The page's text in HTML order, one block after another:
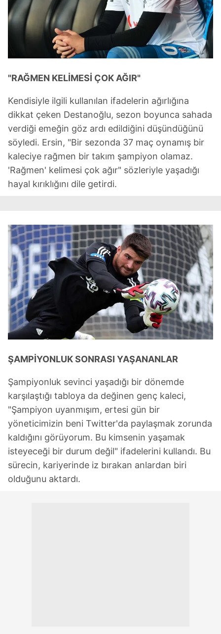
"RAĞMEN KELİMESİ ÇOK AĞIR"
Kendisiyle ilgili kullanılan ifadelerin ağırlığına
dikkat çeken Destanoğlu, sezon boyunca sahada
verdiği emeğin göz ardı edildiğini düşündüğünü
söyledi. Ersin, "Bir sezonda 37 maç oynamış bir
kaleciye rağmen bir takım şampiyon olamaz.
'Rağmen' kelimesi çok ağır" sözleriyle yaşadığı
hayal kırıklığını dile getirdi.
ŞAMPİYONLUK SONRASI YAŞANANLAR
Şampiyonluk sevinci yaşadığı bir dönemde
karşılaştığı tabloya da değinen genç kaleci,
"Şampiyon uyanmışım, ertesi gün bir
yöneticimizin beni Twitter'da paylaşmak zorunda
kaldığını görüyorum. Bu kimsenin yaşamak
isteyeceği bir durum değil" ifadelerini kullandı. Bu
sürecin, kariyerinde iz bırakan anlardan biri
olduğunu aktardı.